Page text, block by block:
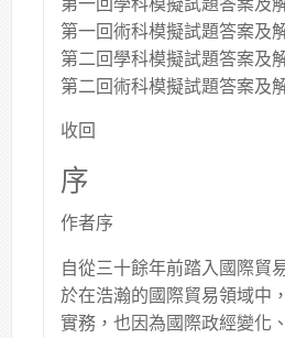
第一回術科模擬試題答案及
第二回學科模擬試題答案及
第二回術科模擬試題答案及
收回
序
作者序
自從三十餘年前踏入國際貿
於在浩瀚的國際貿易領域中
實務，也因為國際政經變化